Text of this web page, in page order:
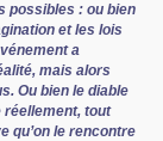
possibles : ou bien
et les lois
a
mais alors
Ou bien le diable
réellement, tout
qu’on le rencontre